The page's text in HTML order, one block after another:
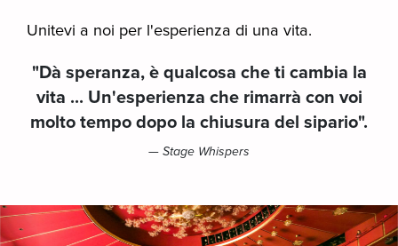
Unitevi a noi per l'esperienza di una vita.
"Dà speranza, è qualcosa che ti cambia la
vita ... Un'esperienza che rimarrà con voi
molto tempo dopo la chiusura del sipario".
— Stage Whispers